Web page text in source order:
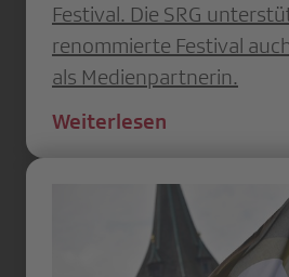
Festival. Die SRG
renommierte Festival
als Medienpartnerin.
Weiterlesen